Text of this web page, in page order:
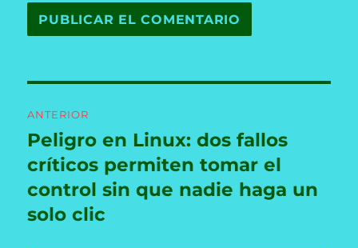
de
entradas
ANTERIOR
Entrada
anterior:
Peligro en Linux: dos fallos
críticos permiten tomar el
control sin que nadie haga un
solo clic